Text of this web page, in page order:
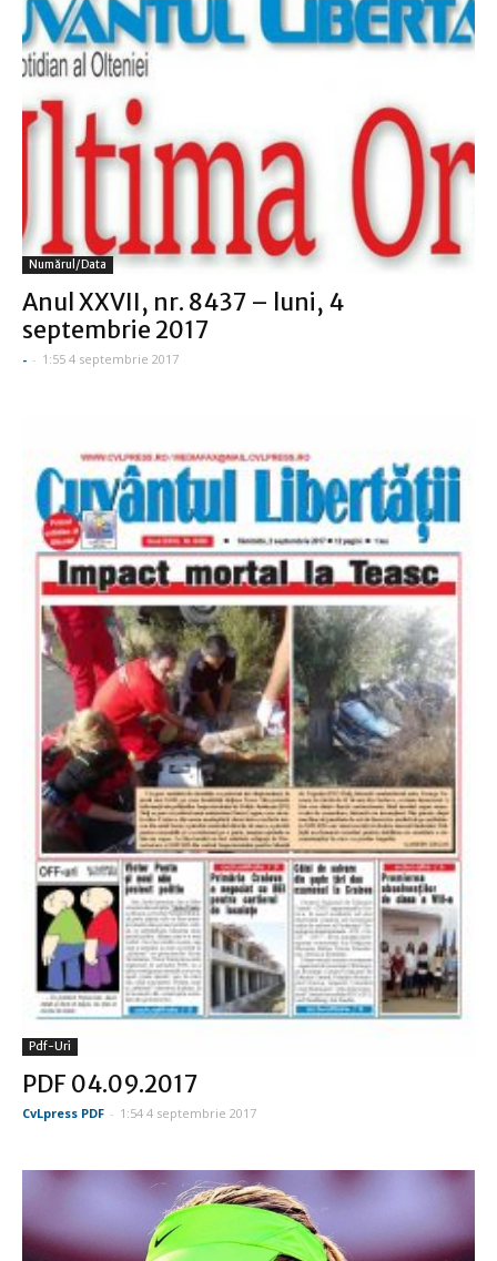
Numărul/data
Anul XXVII, nr. 8437 – luni, 4
septembrie 2017
- - 1:55 4 septembrie 2017
Pdf-Uri
PDF 04.09.2017
CvLpress PDF - 1:54 4 septembrie 2017